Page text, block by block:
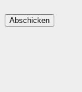
Abschicken